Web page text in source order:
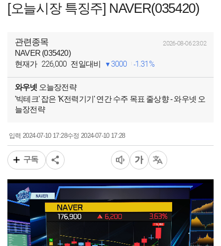
[오늘시장 특징주] NAVER(035420)
관련종목 2026-08-06 23:02
NAVER (035420)
현재가 226,000 전일대비 3000 1.31%
와우넷 오늘장전략
'빅테크' 잡은 'K전력기기' 연간 수주 목표 줄상향 - 와우넷 오
늘장전략
입력 2024-07-10 17:28수정 2024-07-10 17:28
구독